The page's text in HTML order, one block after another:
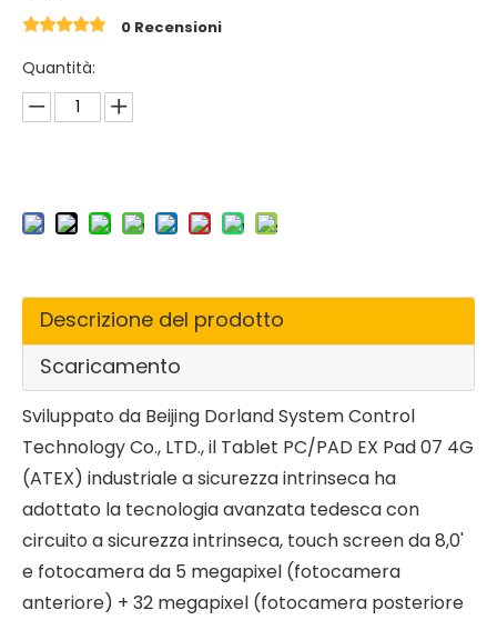
0 Recensioni
Quantità:
Descrizione del prodotto
Scaricamento
Sviluppato da Beijing Dorland System Control
Technology Co., LTD., il Tablet PC/PAD EX Pad 07 4G
(ATEX) industriale a sicurezza intrinseca ha
adottato la tecnologia avanzata tedesca con
circuito a sicurezza intrinseca, touch screen da 8,0'
e fotocamera da 5 megapixel (fotocamera
anteriore) + 32 megapixel (fotocamera posteriore